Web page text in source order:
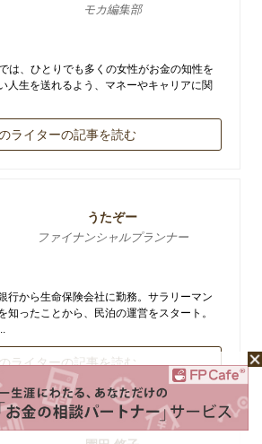
モカ編集部
は、ひとりでも多くの女性がお金の知性を
人生を送れるよう、マネーやキャリアに関
ライターの記事を読む
うたぞー
ファイナンシャルプランナー
行から生命保険会社に勤務。サラリーマン
知ったことから、民泊の運営をスタート。
ライターの記事を読む